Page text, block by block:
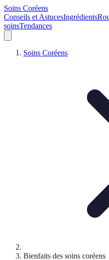
Soins Coréens
Conseils et AstucesIngrédients
soinsTendances
Soins Coréens
Bienfaits des soins coréens